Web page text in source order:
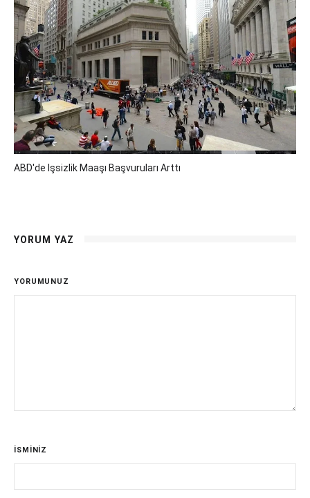
ABD'de Işsizlik Maaşı Başvuruları Arttı
YORUM YAZ
YORUMUNUZ
İSMİNİZ